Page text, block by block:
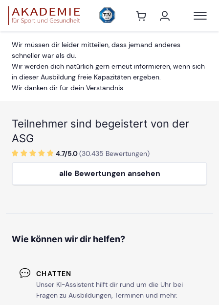
Wir müssen dir leider mitteilen, dass jemand anderes
schneller war als du.
Wir werden dich natürlich gern erneut informieren, wenn sich
in dieser Ausbildung freie Kapazitäten ergeben.
Wir danken dir für dein Verständnis.
Teilnehmer sind begeistert von der
ASG
4.7/5.0(30.435 Bewertungen)
alle Bewertungen ansehen
Wie können wir dir helfen?
CHATTEN
Unser KI-Assistent hilft dir rund um die Uhr bei
Fragen zu Ausbildungen, Terminen und mehr.